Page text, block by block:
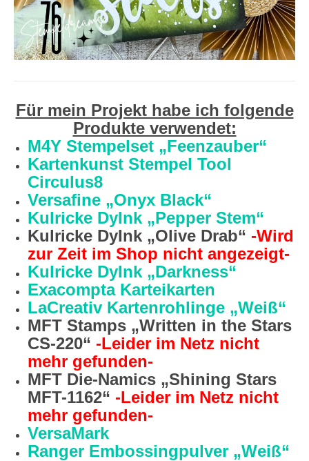
Für mein Projekt habe ich folgende
Produkte verwendet:
M4Y Stempelset „Feenzauber“
Kartenkunst Stempel Tool
Circulus8
Versafine „Onyx Black“
Kulricke DyInk „Pepper Stem“
Kulricke DyInk „Olive Drab“ -Wird
zur Zeit im Shop nicht angezeigt-
Kulricke DyInk „Darkness“
Exacompta Karteikarten
LaCreativ Kartenrohlinge „Weiß“
MFT Stamps „Written in the Stars
CS-220“ -Leider im Netz nicht
mehr gefunden-
MFT Die-Namics „Shining Stars
MFT-1162“ -Leider im Netz nicht
mehr gefunden-
VersaMark
Ranger Embossingpulver „Weiß“